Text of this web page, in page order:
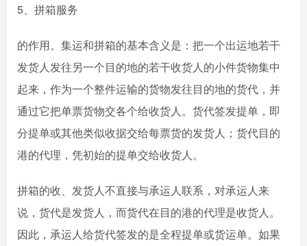
5、拼箱服务
的作用。集运和拼箱的基本含义是：把一个出运地若干
发货人发往另一个目的地的若干收货人的小件货物集中
起来，作为一个整件运输的货物发往目的地的货代，并
通过它把单票货物交各个给收货人。货代签发提单，即
分提单或其他类似收据交给每票货的发货人；货代目的
港的代理，凭初始的提单交给收货人。
拼箱的收、发货人不直接与承运人联系，对承运人来
说，货代是发货人，而货代在目的港的代理是收货人。
因此，承运人给货代签发的是全程提单或货运单。如果